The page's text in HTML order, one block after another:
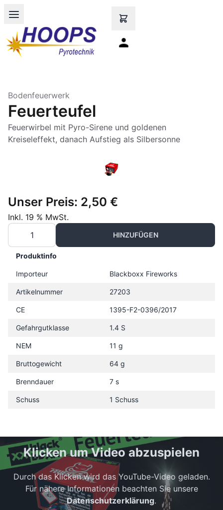
Open main menu
Bodenfeuerwerk
Feuerteufel
Feuerwirbel mit Pyro-Sirene und goldenen
Kreiseleffekt, danach Aufstieg als Silbersonne
Unser Preis: 2,50 €
Inkl. 19 % MwSt.
HINZUFÜGEN
Produktinfo
Importeur Blackboxx Fireworks
Artikelnummer 27203
CE 1395-F2-0396/2017
Gefahrgutklasse 1.4 S
NEM 11 g
Bruttogewicht 64 g
Brenndauer 7 s
Schuss 1 Schuss
Klicken um Video abzuspielen
Durch das Klicken wird das YouTube-Video geladen.
Für nähere Informationen beachten Sie unsere
Datenschutzerklärung.